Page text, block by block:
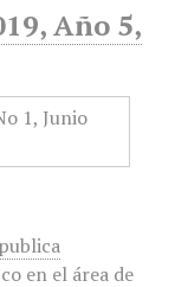
Año 5,
en el área de